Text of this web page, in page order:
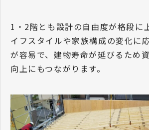
1・2階とも設計の自由度が格段に
イフスタイルや家族構成の変化に
が容易で、建物寿命が延びるため
向上にもつながります。